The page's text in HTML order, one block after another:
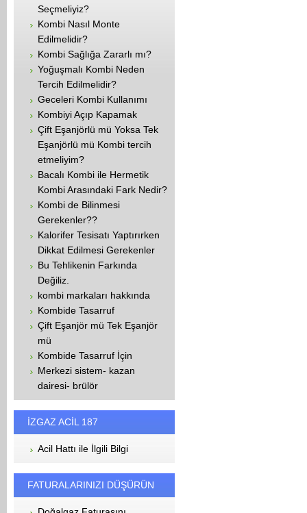
Seçmeliyiz?
Kombi Nasıl Monte
Edilmelidir?
Kombi Sağlığa Zararlı mı?
Yoğuşmalı Kombi Neden
Tercih Edilmelidir?
Geceleri Kombi Kullanımı
Kombiyi Açıp Kapamak
Çift Eşanjörlü mü Yoksa Tek
Eşanjörlü mü Kombi tercih
etmeliyim?
Bacalı Kombi ile Hermetik
Kombi Arasındaki Fark Nedir?
Kombi de Bilinmesi
Gerekenler??
Kalorifer Tesisatı Yaptırırken
Dikkat Edilmesi Gerekenler
Bu Tehlikenin Farkında
Değiliz.
kombi markaları hakkında
Kombide Tasarruf
Çift Eşanjör mü Tek Eşanjör
mü
Kombide Tasarruf İçin
Merkezi sistem- kazan
dairesi- brülör
İZGAZ ACİL 187
Acil Hattı ile İlgili Bilgi
FATURALARINIZI DÜŞÜRÜN